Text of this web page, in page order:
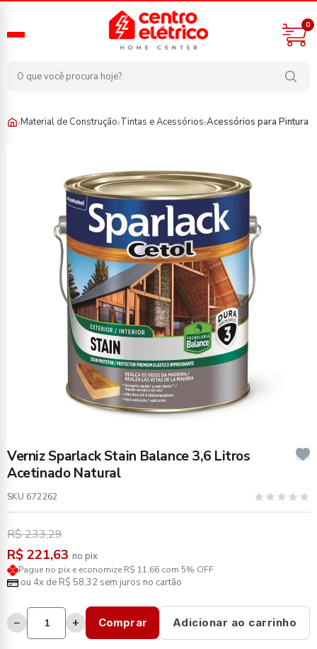
0
›Material de Construção›Tintas e Acessórios›Acessórios para Pintura
Verniz Sparlack Stain Balance 3,6 Litros
Acetinado Natural
SKU 672262
R$ 233,29
R$ 221,63 no pix
Pague no pix e economize R$ 11,66 com 5% OFF
ou 4x de R$ 58,32 sem juros no cartão
− + Comprar Adicionar ao carrinho